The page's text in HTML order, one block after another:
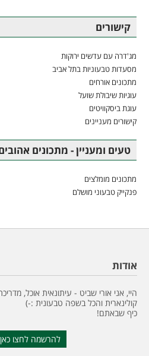
קישורים
מג'דרה עם עדשים ירוקות
מסעדות טבעוניות בתל אביב
מתכונים אורחים
עוגיות שיבולת שועל
עוגת ביסקוויטים
קישורים מעניינים
טעים ומעניין - מתכונים
מתכונים מומלצים
פנקייק טבעוני מושלם
אודות
היי, אני אורי שביט - עיתונאית אוכל,
קולינארית והכל בשפה טבעונית :-)
כיף שבאתם!
להרשמה לחצו כאן